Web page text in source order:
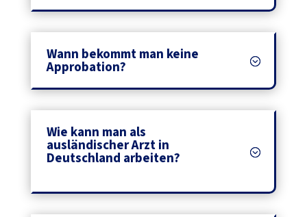
Wann bekommt man keine
Approbation?
Wie kann man als
ausländischer Arzt in
Deutschland arbeiten? ‎ ‎ ‎ ‎ ‎ ‎ ‎ ‎ ‎ ‎ ‎ ‎ ‎ ‎ ‎ ‎